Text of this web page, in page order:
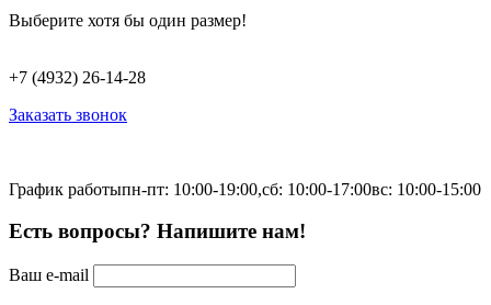
Выберите хотя бы один размер!
+7 (4932) 26-14-28
Заказать звонок
График работыпн-пт: 10:00-19:00,сб: 10:00-17:00вс: 10:00-15:00
Есть вопросы? Напишите нам!
Ваш e-mail